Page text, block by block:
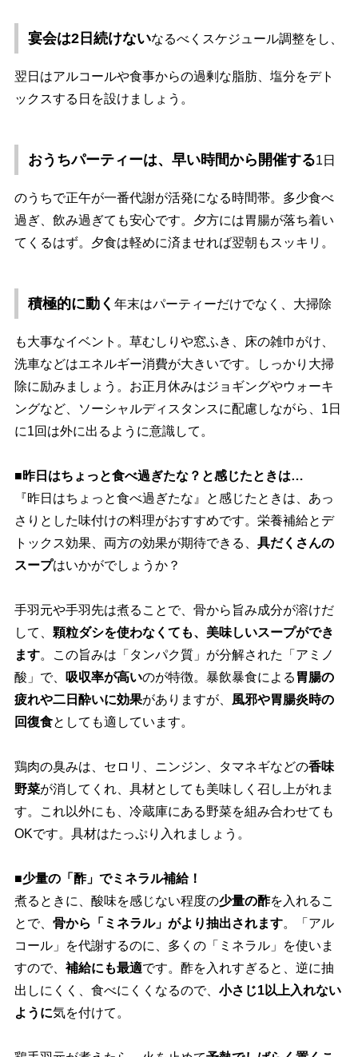
宴会は2日続けないなるべくスケジュール調整をし、
翌日はアルコールや食事からの過剰な脂肪、塩分をデト
ックスする日を設けましょう。
おうちパーティーは、早い時間から開催する1日
のうちで正午が一番代謝が活発になる時間帯。多少食べ
過ぎ、飲み過ぎても安心です。夕方には胃腸が落ち着い
てくるはず。夕食は軽めに済ませれば翌朝もスッキリ。
積極的に動く 年末はパーティーだけでなく、大掃除
も大事なイベント。草むしりや窓ふき、床の雑巾がけ、
洗車などはエネルギー消費が大きいです。しっかり大掃
除に励みましょう。お正月休みはジョギングやウォーキ
ングなど、ソーシャルディスタンスに配慮しながら、1日
に1回は外に出るように意識して。
■昨日はちょっと食べ過ぎたな？と感じたときは…
『昨日はちょっと食べ過ぎたな』と感じたときは、あっ
さりとした味付けの料理がおすすめです。栄養補給とデ
トックス効果、両方の効果が期待できる、 具だくさんの
スープはいかがでしょうか？
手羽元や手羽先は煮ることで、骨から旨み成分が溶けだ
して、 顆粒ダシを使わなくても、美味しいスープができ
ます。この旨みは「タンパク質」が分解された「アミノ
酸」で、
吸収率が高いのが特徴。暴飲暴食による 胃腸の
疲れや二日酔いに効果がありますが、 風邪や胃腸炎時の
回復食としても適しています。
鶏肉の臭みは、セロリ、ニンジン、タマネギなどの香味
野菜が消してくれ、具材としても美味しく召し上がれま
す。これ以外にも、冷蔵庫にある野菜を組み合わせても
OKです。具材はたっぷり入れましょう。
■少量の「酢」でミネラル補給！
煮るときに、酸味を感じない程度の少量の酢を入れるこ
とで、 骨から「ミネラル」がより抽出されます。「アル
コール」を代謝するのに、多くの「ミネラル」を使いま
すので、 補給にも最適です。酢を入れすぎると、逆に抽
出しにくく、食べにくくなるので、 小さじ1以上入れない
ように気を付けて。